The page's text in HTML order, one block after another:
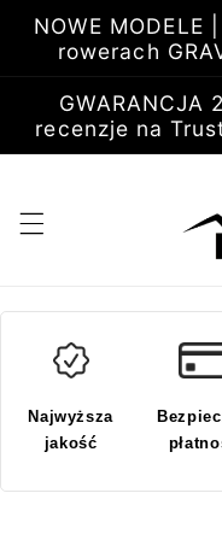
do
treści
NOWE MODELE
rowerach
GWARANCJA
recenzje na
Najwyższa
jakość